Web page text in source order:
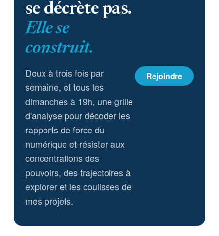
se décrète pas.
Elle se
construit.
Deux à trois fois par
semaine, et tous les
dimanches à 19h, une grille
d'analyse pour décoder les
rapports de force du
numérique et résister aux
concentrations des
pouvoirs, des trajectoires à
explorer et les coulisses de
mes projets.
Rejoindre